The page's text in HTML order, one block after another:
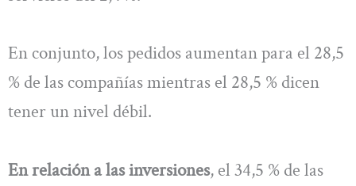
En conjunto, los pedidos aumentan para el 28,5
% de las compañías mientras el 28,5 % dicen
tener un nivel débil.
En relación a las inversiones, el 34,5 % de las